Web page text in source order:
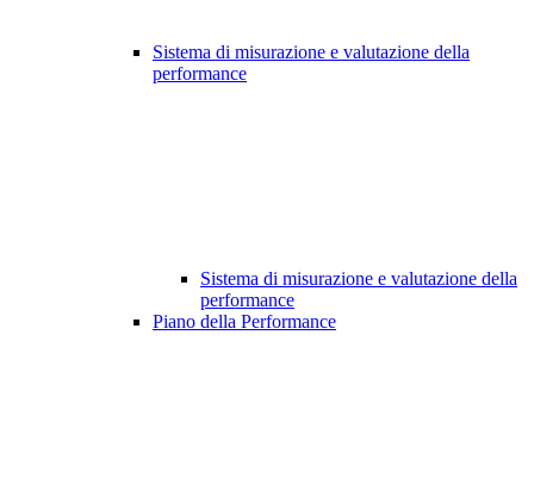
Sistema di misurazione e valutazione della
performance
Sistema di misurazione e valutazione della
performance
Piano della Performance